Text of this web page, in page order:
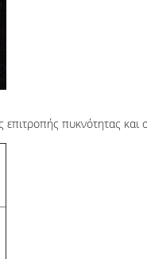
πυκνότητας και